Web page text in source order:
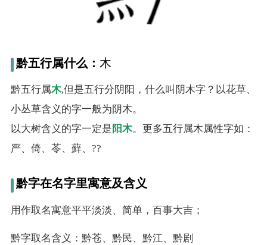
名
打
黔五行属什么： 木
黔五行属木,但是五行分阴阳，什么叫阴木字？以花草、
小丛草含义的字一般为阴木。
以大树含义的字一定是 阳木。更多五行属木属性字如：
严、倚、苓、蘚、??
黔字在名字里寓意及含义
用作取名寓意平平淡淡、简单，百事大吉；
黔字取名含义：黔苍、黔民、黔江、黔剧